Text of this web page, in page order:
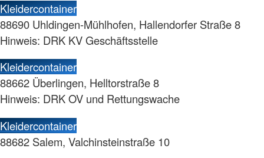
Kleidercontainer
88690 Uhldingen-Mühlhofen, Hallendorfer Straße 8
Hinweis: DRK KV Geschäftsstelle
Kleidercontainer
88662 Überlingen, Helltorstraße 8
Hinweis: DRK OV und Rettungswache
Kleidercontainer
88682 Salem, Valchinsteinstraße 10